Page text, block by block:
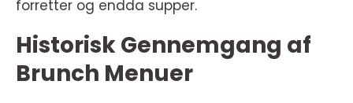
forretter og endda supper.
Historisk Gennemgang af
Brunch Menuer